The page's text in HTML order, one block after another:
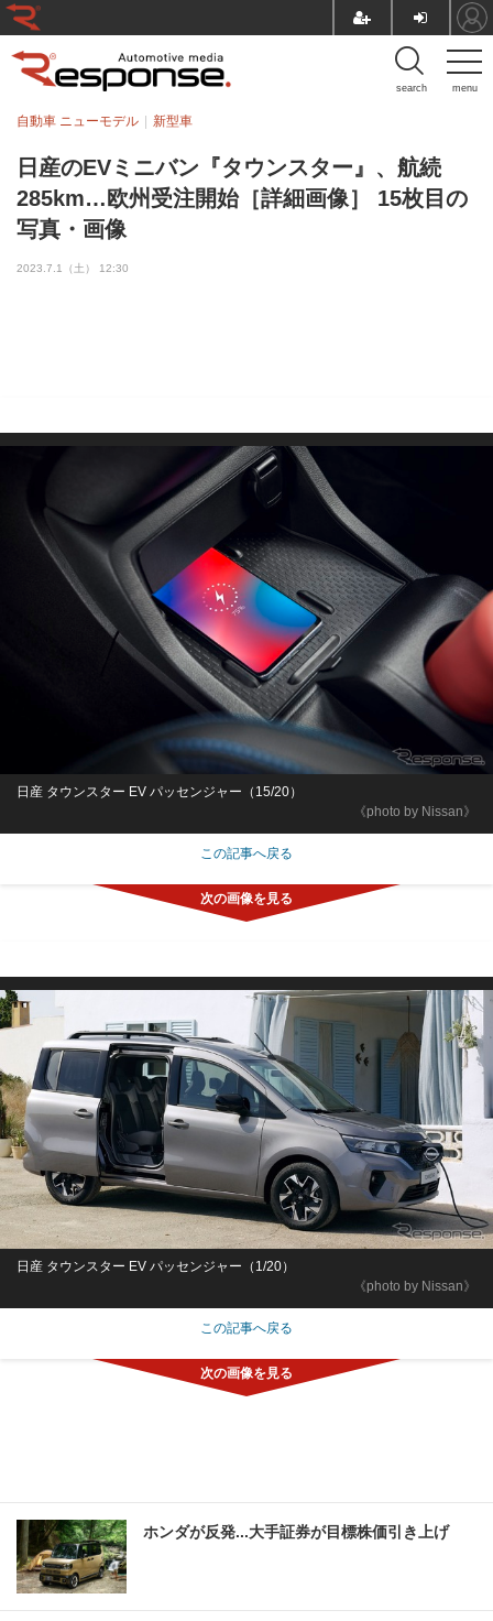
menu
search
日産のEVミニバン『タウンスター』、航続
285km…欧州受注開始［詳細画像］ 15枚目の
写真・画像
自動車 ニューモデル 新型車
2023.7.1（土） 12:30
《photo by Nissan》
日産 タウンスター EV パッセンジャー（15/20）
この記事へ戻る
《photo by Nissan》
日産 タウンスター EV パッセンジャー（1/20）
この記事へ戻る
ホンダが反発...大手証券が目標株価引き上げ